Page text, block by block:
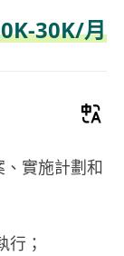
30K/月
實施計劃和
行；